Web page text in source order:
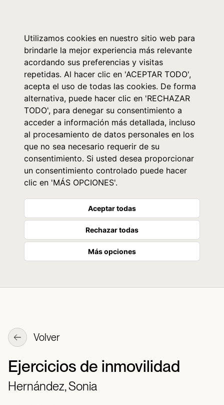
Utilizamos cookies en nuestro sitio web para
brindarle la mejor experiencia más relevante
acordando sus preferencias y visitas
repetidas. Al hacer clic en 'ACEPTAR TODO',
acepta el uso de todas las cookies. De forma
alternativa, puede hacer clic en 'RECHAZAR
TODO', para denegar su consentimiento a
acceder a información más detallada, incluso
al procesamiento de datos personales en los
que no sea necesario requerir de su
consentimiento. Si usted desea proporcionar
un consentimiento controlado puede hacer
clic en 'MÁS OPCIONES'.
Aceptar todas
Rechazar todas
Más opciones
Volver
Ejercicios de inmovilidad
Hernández, Sonia